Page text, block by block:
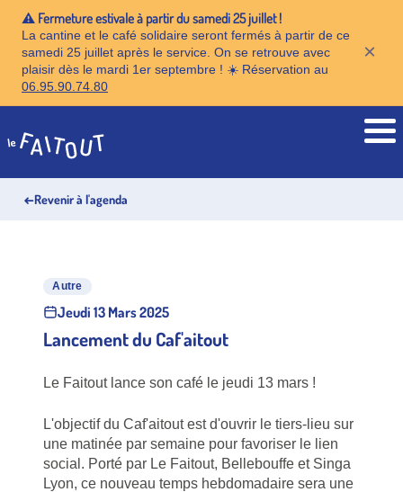
⚠️ Fermeture estivale à partir du samedi 25 juillet !
La cantine et le café solidaire seront fermés à partir de ce
samedi 25 juillet après le service. On se retrouve avec
plaisir dès le mardi 1er septembre ! ☀️ Réservation au
06.95.90.74.80
×
Accueil
←Revenir à l'agenda
Autre
Jeudi 13 Mars 2025
Lancement du Caf'aitout
Le Faitout lance son café le jeudi 13 mars !
L'objectif du Caf'aitout est d'ouvrir le tiers-lieu sur
une matinée par semaine pour favoriser le lien
social. Porté par Le Faitout, Bellebouffe et Singa
Lyon, ce nouveau temps hebdomadaire sera une